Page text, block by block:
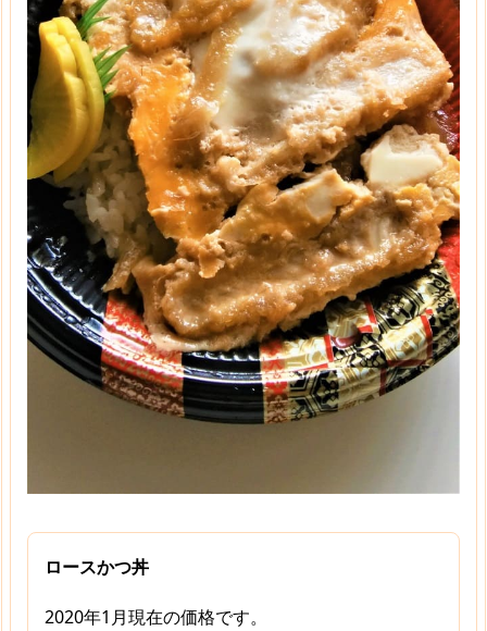
ロースかつ丼
2020年1月現在の価格です。